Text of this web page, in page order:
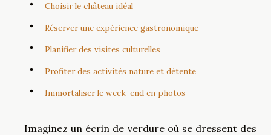
Choisir le château idéal
Réserver une expérience gastronomique
Planifier des visites culturelles
Profiter des activités nature et détente
Immortaliser le week-end en photos
Imaginez un écrin de verdure où se dressent des